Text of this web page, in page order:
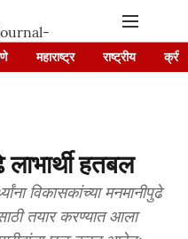
महाराष्ट्र राष्ट्रीय
हतबल
विकासकांच्या मनमानीपुढे
तयार करण्यात आला